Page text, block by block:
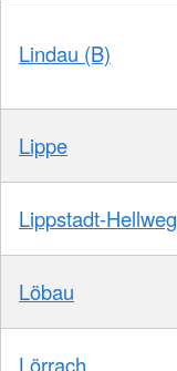
Lindau (B)
Lippe
Lippstadt-Hellweg
Löbau
Lörrach